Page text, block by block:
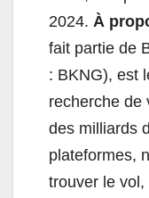
2024. À
fait partie de
: BKNG), est
recherche de
des milliards
plateformes,
trouver le